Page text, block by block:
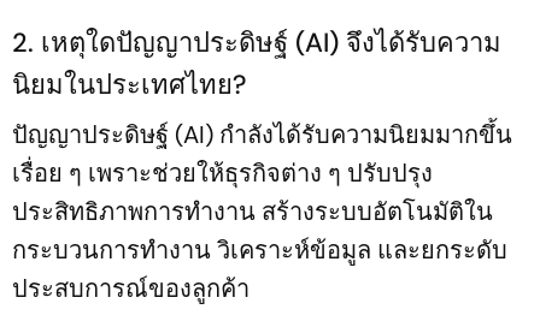
2. เหตุใดปัญญาประดิษฐ์ (AI) จึงได้รับความ
นิยมในประเทศไทย?
ปัญญาประดิษฐ์ (AI) กำลังได้รับความนิยมมากขึ้น
เรื่อย ๆ เพราะช่วยให้ธุรกิจต่าง ๆ ปรับปรุง
ประสิทธิภาพการทำงาน สร้างระบบอัตโนมัติใน
กระบวนการทำงาน วิเคราะห์ข้อมูล และยกระดับ
ประสบการณ์ของลูกค้า